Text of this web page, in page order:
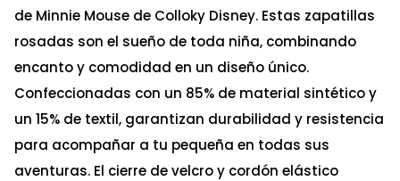
de Minnie Mouse de Colloky Disney. Estas zapatillas
rosadas son el sueño de toda niña, combinando
encanto y comodidad en un diseño único.
Confeccionadas con un 85% de material sintético y
un 15% de textil, garantizan durabilidad y resistencia
para acompañar a tu pequeña en todas sus
aventuras. El cierre de velcro y cordón elástico